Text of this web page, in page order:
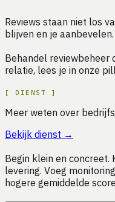
Reviews staan niet los
blijven en je
Behandel reviewbeheer
relatie, lees je in onze
[ DIENST ]
Meer weten over
Bekijk dienst →
Begin klein en
levering. Voeg
hogere gemiddelde